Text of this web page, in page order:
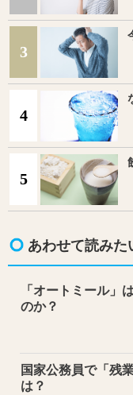
3
4
5
あわせて読みた
「オートミール」
のか？
国家公務員で「残
は？